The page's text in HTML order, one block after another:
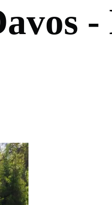
avos -